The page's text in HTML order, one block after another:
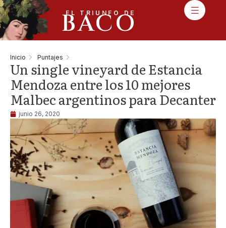
EL TRIUNFO DE
BACO
Inicio Puntajes
Un single vineyard de Estancia
Mendoza entre los 10 mejores
Malbec argentinos para Decanter
junio 26, 2020